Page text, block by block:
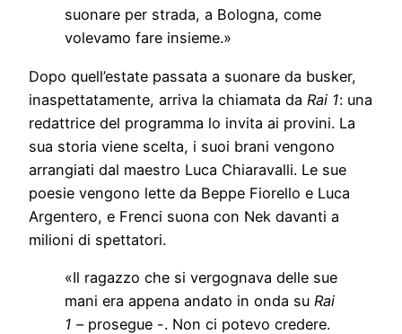
suonare per strada, a Bologna, come
volevamo fare insieme.»
Dopo quell’estate passata a suonare da busker,
inaspettatamente, arriva la chiamata da Rai 1: una
redattrice del programma lo invita ai provini. La
sua storia viene scelta, i suoi brani vengono
arrangiati dal maestro Luca Chiaravalli. Le sue
poesie vengono lette da Beppe Fiorello e Luca
Argentero, e Frenci suona con Nek davanti a
milioni di spettatori.
«Il ragazzo che si vergognava delle sue
mani era appena andato in onda su Rai
1 – prosegue -. Non ci potevo credere.